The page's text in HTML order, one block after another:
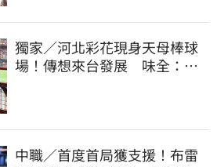
獨家／河北彩花現身天母棒球
場！傳想來台發展 味全：歡
中職／首度首局獲支援！布雷